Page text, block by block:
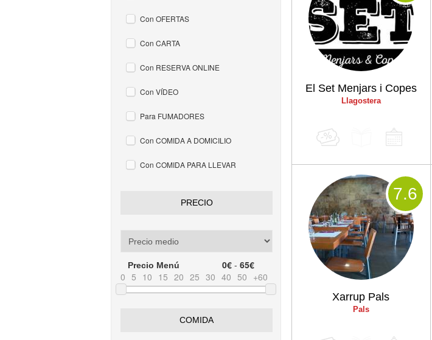
Con OFERTAS
Con CARTA
Con RESERVA ONLINE
Con VÍDEO
Para FUMADORES
Con COMIDA A DOMICILIO
Con COMIDA PARA LLEVAR
PRECIO
Precio Menú 0€ - 65€
0 5 10 15 20 25 30 40 50 +60
COMIDA
El Set Menjars i Copes
Llagostera
Xarrup Pals
Pals
7.6